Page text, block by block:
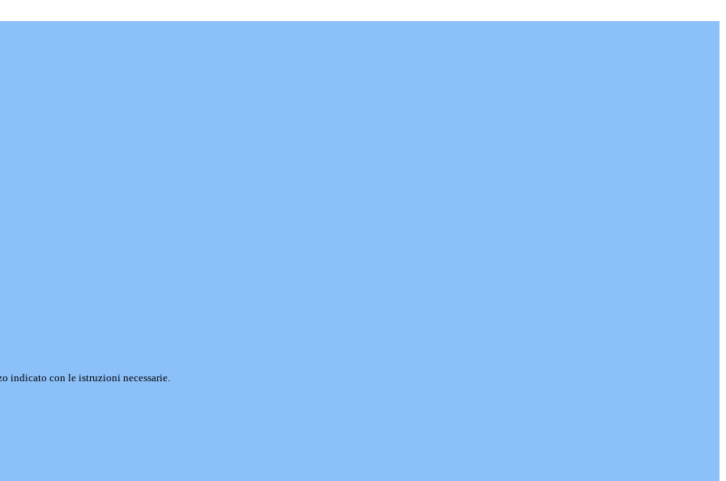
indicato con le istruzioni necessarie.